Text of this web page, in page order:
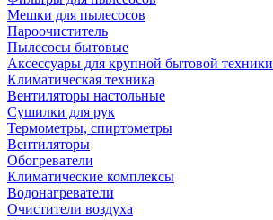
Мешки для пылесосов
Пароочиститель
Пылесосы бытовые
Аксессуары для крупной бытовой техники
Климатическая техника
Вентиляторы настольные
Сушилки для рук
Термометры, спиртометры
Вентиляторы
Обогреватели
Климатические комплексы
Водонагреватели
Очистители воздуха